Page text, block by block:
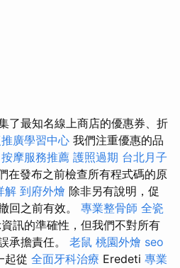
了最知名線上商店的優惠券、折
廣學習中心 我們注重優惠的品
按摩服務推薦 護照過期 台北月子
在發布之前檢查所有程式碼的原
解 到府外燴 除非另有說明，促
回之前有效。 專業整骨師 全瓷
訊的準確性，但我們不對所有
承擔責任。 老鼠 桃園外燴 seo
起從 全面牙科治療 Eredeti 專業